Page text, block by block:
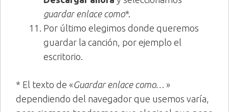
guardar enlace como*.
Por último elegimos donde queremos
guardar la canción, por ejemplo el
escritorio.
* El texto de «Guardar enlace como… »
dependiendo del navegador que usemos varía,